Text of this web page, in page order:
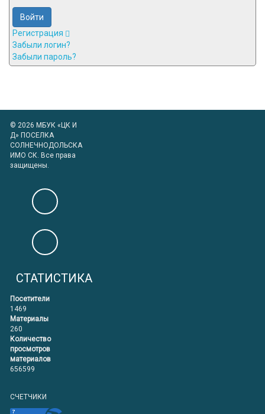
Войти
Регистрация
Забыли логин?
Забыли пароль?
© 2026 МБУК «ЦК И
Д» ПОСЕЛКА
СОЛНЕЧНОДОЛЬСКА
ИМО СК. Все права
защищены.
СТАТИСТИКА
Посетители
1469
Материалы
260
Количество
просмотров
материалов
656599
СЧЕТЧИКИ